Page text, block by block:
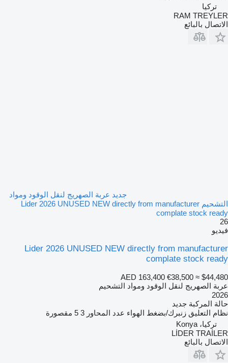
تركيا
RAM TREYLER
الاتصال بالبائع
جديد عربة الصهريج لنقل الوقود ومواد
التشحيم Lider 2026 UNUSED NEW directly from manufacturer
complate stock ready
26
فيديو
Lider 2026 UNUSED NEW directly from manufacturer
complate stock ready
AED 163,400 €38,500 ≈ $44,480
عربة الصهريج لنقل الوقود ومواد التشحيم
2026
حالة المركبة جديد
نظام التعليق زنبرك/بضغط الهواء عدد المحاور 3 5 مقصورة
تركيا، Konya
LİDER TRAİLER
الاتصال بالبائع